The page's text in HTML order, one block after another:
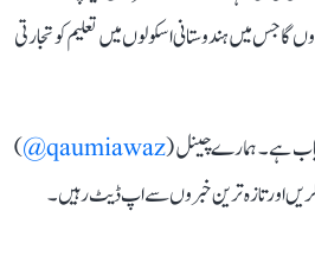
گا جس میں ہندوستانی اسکولوں میں تعلیم کو تجارتی
ہے۔ ہمارے چینل (qaumiawaz@
)
اور تازہ ترین خبروں سے اپ ڈیٹ رہیں۔